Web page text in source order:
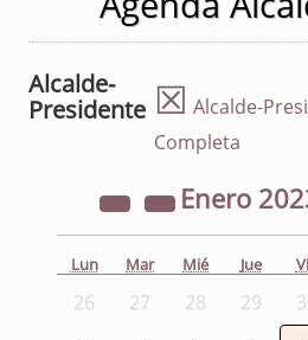
Alcalde-
Presidente ☒ Alcalde-
Completa
Enero
Lun Mar Mié Jue
26 27 28 29